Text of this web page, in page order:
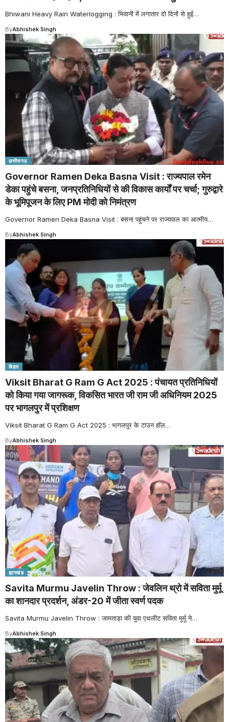
Bhiwani Heavy Rain Waterlogging : भिवानी में लगातार दो दिनों से हुई…
ByAbhishek Singh
छत्तीसगढ
Governor Ramen Deka Basna Visit : राज्यपाल रमेन
डेका पहुंचे बसना, जनप्रतिनिधियों से की विकास कार्यों पर चर्चा; गुरुद्वारे
के भूमिपूजन के लिए PM मोदी को निमंत्रण
Governor Ramen Deka Basna Visit : बसना पहुंचने पर राज्यपाल का आत्मीय…
ByAbhishek Singh
बिहार
Viksit Bharat G Ram G Act 2025 : पंचायत प्रतिनिधियों
को किया गया जागरूक, विकसित भारत जी राम जी अधिनियम 2025
पर भागलपुर में प्रशिक्षण
Viksit Bharat G Ram G Act 2025 : भागलपुर के टाउन हॉल…
ByAbhishek Singh
झारखंड
Savita Murmu Javelin Throw : जेवलिन थ्रो में सविता मुर्मू
का शानदार प्रदर्शन, अंडर-20 में जीता स्वर्ण पदक
Savita Murmu Javelin Throw : जामताड़ा की युवा एथलीट सविता मुर्मू ने…
ByAbhishek Singh